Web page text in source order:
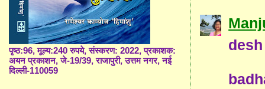
पृष्ठ:96, मूल्य:240 रुपये, संस्करण: 2022, प्रकाशक:
अयन प्रकाशन, जे-19/39, राजापुरी, उत्तम नगर, नई
दिल्ली-110059